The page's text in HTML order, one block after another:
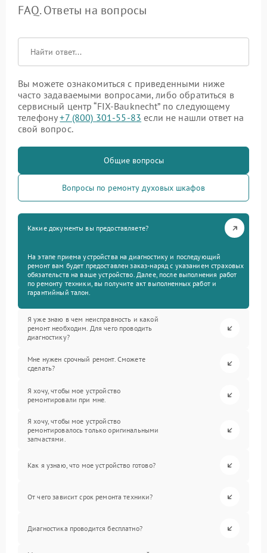
FAQ. Ответы на вопросы
Вы можете ознакомиться с приведенными ниже
часто задаваемыми вопросами, либо обратиться в
сервисный центр “FIX-Bauknecht” по следующему
телефону+7 (800) 301-55-83 если не нашли ответ на
свой вопрос.
Общие вопросы
Вопросы по ремонту духовых шкафов
Какие документы вы предоставляете?
На этапе приема устройства на диагностику и последующий
ремонт вам будет предоставлен заказ-наряд с указанием страховых
обязательств на ваше устройство. Далее, после выполнения работ
по ремонту техники, вы получите акт выполненных работ и
гарантийный талон.
Я уже знаю в чем неисправность и какой
ремонт необходим. Для чего проводить
диагностику?
Мне нужен срочный ремонт. Сможете
сделать?
Я хочу, чтобы мое устройство
ремонтировали при мне.
Я хочу, чтобы мое устройство
ремонтировалось только оригинальными
запчастями.
Как я узнаю, что мое устройство готово?
От чего зависит срок ремонта техники?
Диагностика проводится бесплатно?